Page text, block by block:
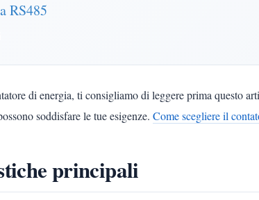
RS485
di energia, ti consigliamo di leggere prima questo
soddisfare le tue esigenze. Come scegliere il
principali